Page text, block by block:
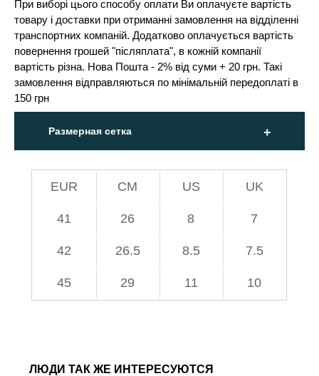
При виборі цього способу оплати Ви оплачуєте вартість
товару і доставки при отриманні замовлення на відділенні
транспортних компаній. Додатково оплачується вартість
повернення грошей "післяплата", в кожній компанії
вартість різна. Нова Пошта - 2% від суми + 20 грн. Такі
замовлення відправляються по мінімальній передоплаті в
150 грн
Размерная сетка
EUR СМ US UK
41 26 8 7
42 26.5 8.5 7.5
45 29 11 10
ЛЮДИ ТАК ЖЕ ИНТЕРЕСУЮТСЯ